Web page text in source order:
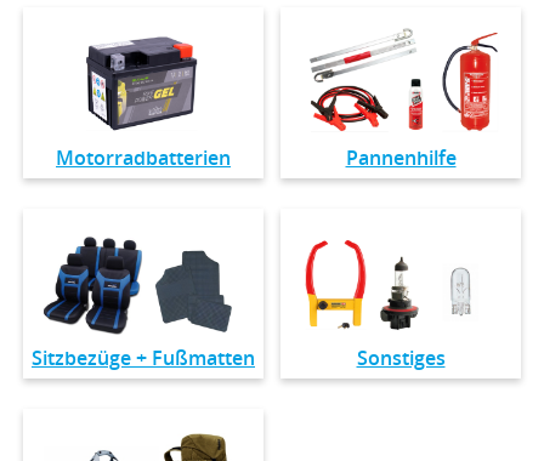
Motorradbatterien Pannenhilfe
Sitzbezüge + Fußmatten Sonstiges